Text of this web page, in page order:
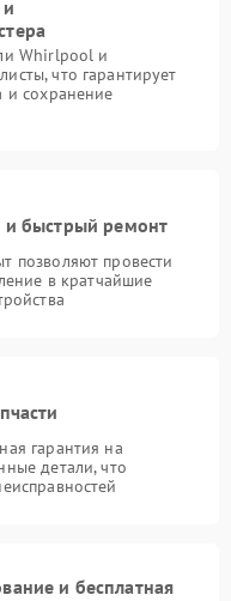
Whirlpool и
что гарантирует
и сохранение
и быстрый ремонт
позволяют провести
в кратчайшие
гарантия на
детали, что
и бесплатная